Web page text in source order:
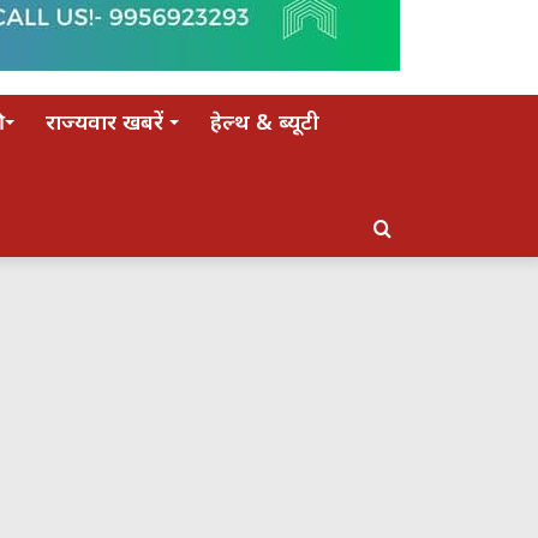
राज्यवार खबरें हेल्थ & ब्यूटी
Search